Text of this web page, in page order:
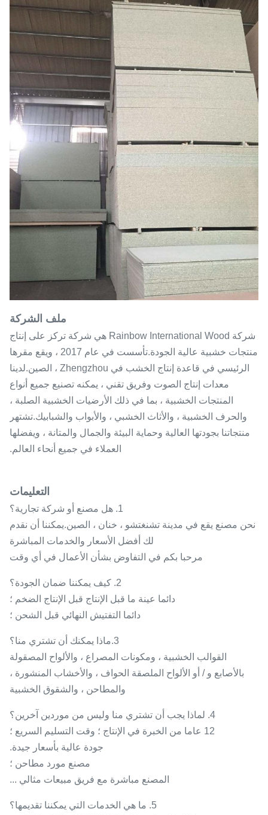
ملف الشركة
شركة Rainbow International Wood هي شركة تركز على إنتاج
منتجات خشبية عالية الجودة.تأسست في عام 2017 ، ويقع مقرها
الرئيسي في قاعدة إنتاج الخشب في Zhengzhou ، الصين.لدينا
معدات إنتاج الصوت وفريق تقني ، يمكنه تصنيع جميع أنواع
المنتجات الخشبية ، بما في ذلك الأرضيات الخشبية الصلبة ،
والحرف الخشبية ، والأثاث الخشبي ، والأبواب والشبابيك.تشتهر
منتجاتنا بجودتها العالية وحماية البيئة والجمال والمتانة ، ويفضلها
العملاء في جميع أنحاء العالم.
التعليمات
1. هل مصنع أو شركة تجارية؟
نحن مصنع يقع في مدينة تشنغتشو ، خنان ، الصين.يمكننا أن نقدم
لك أفضل الأسعار والخدمات المباشرة
مرحبا بكم في التفاوض بشأن الأعمال في أي وقت
2. كيف يمكننا ضمان الجودة؟
دائما عينة ما قبل الإنتاج قبل الإنتاج الضخم ؛
دائما التفتيش النهائي قبل الشحن ؛
3.ماذا يمكنك أن تشتري منا؟
القوالب الخشبية ، ومكونات المصراع ، والألواح المصقولة
بالأصابع و / أو الألواح الملصقة الحواف ، والأخشاب المنشورة ،
والمطاحن ، والشقوق الخشبية
4. لماذا يجب أن تشتري منا وليس من موردين آخرين؟
12 عاما من الخبرة في الإنتاج ؛ وقت التسليم السريع ؛
جودة عالية بأسعار جيدة.
مصنع مورد مطاحن ؛
المصنع مباشرة مع فريق مبيعات مثالي ...
5. ما هي الخدمات التي يمكننا تقديمها؟